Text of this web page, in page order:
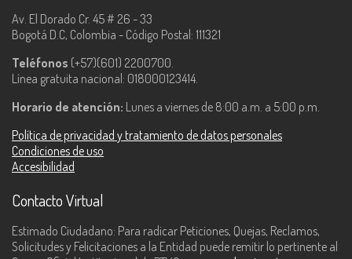
Av. El Dorado Cr. 45 # 26 - 33
Bogotá D.C, Colombia - Código Postal: 111321
Teléfonos (+57)(601) 2200700.
Línea gratuita nacional: 018000123414.
Horario de atención: Lunes a viernes de 8:00 a.m. a 5:00 p.m.
Política de privacidad y tratamiento de datos personales
Condiciones de uso
Accesibilidad
Contacto Virtual
Estimado Ciudadano: Para radicar Peticiones, Quejas, Reclamos,
Solicitudes y Felicitaciones a la Entidad puede remitir lo pertinente al